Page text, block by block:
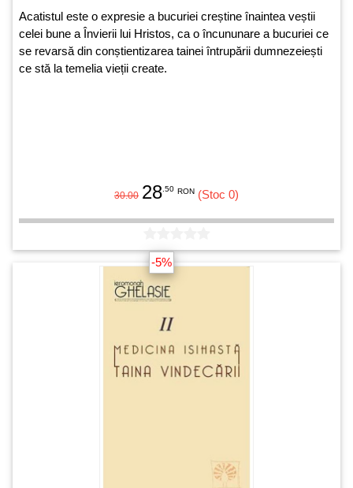
Acatistul este o expresie a bucuriei creștine înaintea veștii
celei bune a Învierii lui Hristos, ca o încununare a bucuriei ce
se revarsă din conștientizarea tainei întrupării dumnezeiești
ce stă la temelia vieții create.
30.00 28 .50 RON (Stoc 0)
-5%